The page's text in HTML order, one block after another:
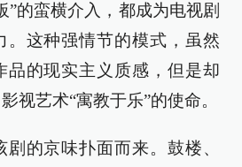
”的蛮横介入，都成为电视剧
。这种强情节的模式，虽然
品的现实主义质感，但是却
视艺术“寓教于乐”的使命。
的京味扑面而来。鼓楼、